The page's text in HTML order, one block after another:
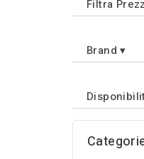
Filtra
Brand▾